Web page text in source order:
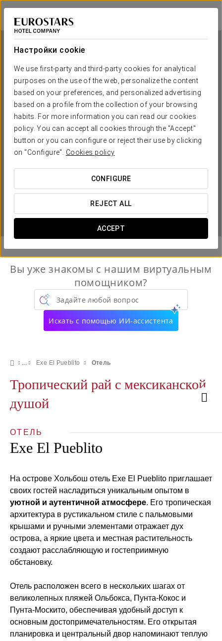
Настройки cookie
We use first-party and third-party cookies for analytical
purposes on the use of the web, personalize the content
based on your preferences, and personalized advertising
based on a profile from the collection of your browsing
habits. For more information you can read our cookies
policy. You can accept all cookies through the "Accept"
button or you can configure or reject their use by clicking
on "Configure". Cookies policy
CONFIGURE
REJECT ALL
ACCEPT
Exe El Pueblito
ОСТРОВ ХОЛЬБОШ
Exe El Pueblito
ОСТРОВ ХОЛЬБОШ
 
Вы уже знакомы с нашим виртуальным
помощником?
Задайте любой вопрос
Искать с помощью ИИ-ассистента
Exe El Pueblito Отель
Тропический рай с мексиканской
душой
ОТЕЛЬ
Exe El Pueblito
На острове Хольбош отель Exe El Pueblito приглашает
своих гостей насладиться уникальным опытом в
уютной и аутентичной атмосфере. Его тропическая
архитектура в рустикальном стиле с пальмовыми
крышами и ручными элементами отражает дух
острова, а яркие цвета и местная растительность
создают расслабляющую и гостеприимную
обстановку.
Отель расположен всего в нескольких шагах от
великолепных пляжей Ольбокса, Пунта-Кокос и
Пунта-Москито, обеспечивая удобный доступ к
основным достопримечательностям. Его открытая
планировка и центральный двор напоминают теплую